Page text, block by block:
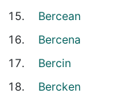
Bercean
Bercena
Bercin
Bercken